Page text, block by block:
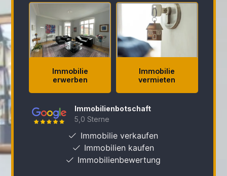
Immobilienbotschaft
5,0 Sterne
Immobilie verkaufen
Immobilien kaufen
Immobilienbewertung